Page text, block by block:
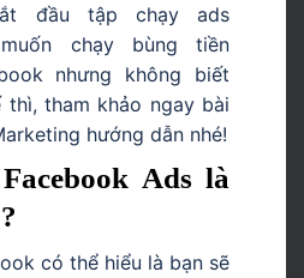
đầu tập chạy ads
chạy bùng tiền
nhưng không biết
thì, tham khảo ngay bài
hướng dẫn nhé!
Ads là
có thể hiểu là bạn sẽ